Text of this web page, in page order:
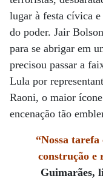
lugar à festa cívica
do poder. Jair
para se abrigar em
precisou passar a
Lula por
Raoni, o maior
encenação tão
“Nossa
construção e
Guimarães,